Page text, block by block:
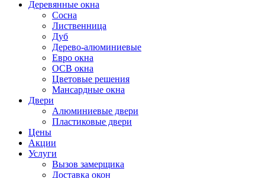
Деревянные окна
Сосна
Лиственница
Дуб
Дерево-алюминиевые
Евро окна
ОСВ окна
Цветовые решения
Мансардные окна
Двери
Алюминиевые двери
Пластиковые двери
Цены
Акции
Услуги
Вызов замерщика
Доставка окон